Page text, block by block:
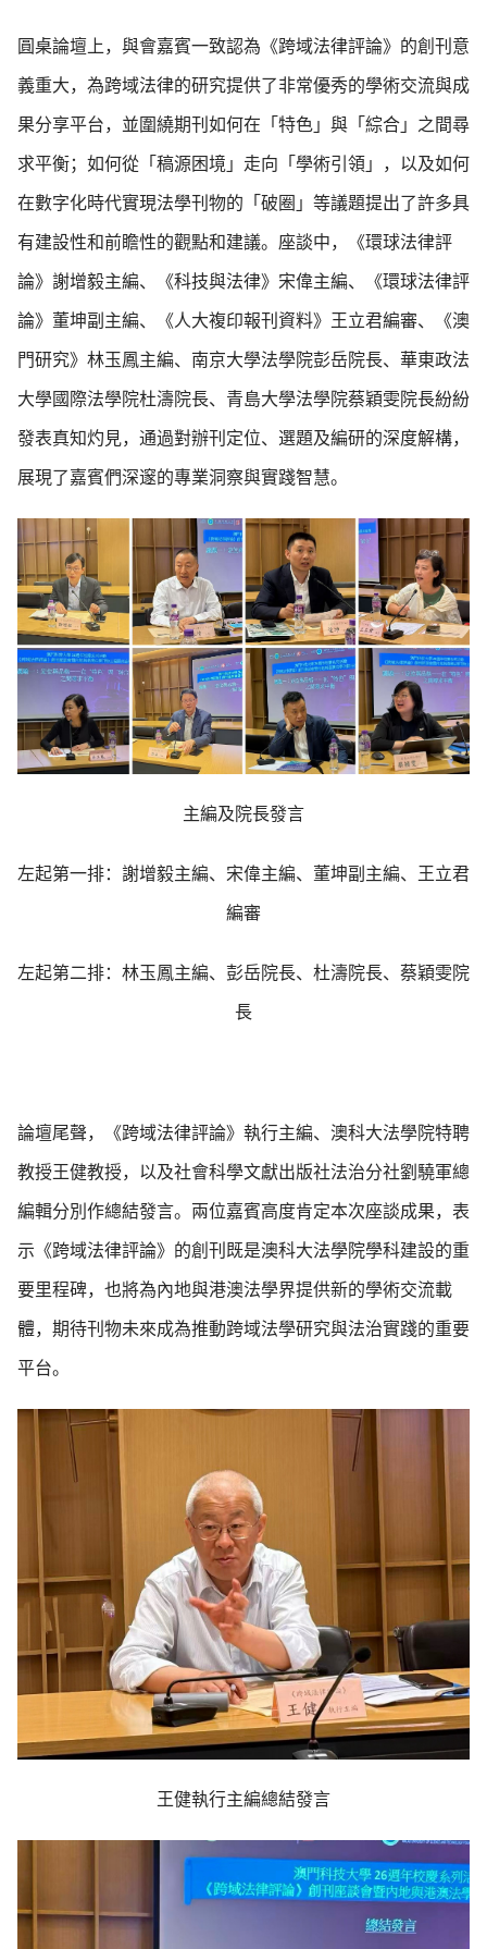
圓桌論壇上，與會嘉賓一致認為《跨域法律評論》的創刊意
義重大，為跨域法律的研究提供了非常優秀的學術交流與成
果分享平台，並圍繞期刊如何在「特色」與「綜合」之間尋
求平衡；如何從「稿源困境」走向「學術引領」，以及如何
在數字化時代實現法學刊物的「破圈」等議題提出了許多具
有建設性和前瞻性的觀點和建議。座談中，《環球法律評
論》謝增毅主編、《科技與法律》宋偉主編、《環球法律評
論》董坤副主編、《人大複印報刊資料》王立君編審、《澳
門研究》林玉鳳主編、南京大學法學院彭岳院長、華東政法
大學國際法學院杜濤院長、青島大學法學院蔡穎雯院長紛紛
發表真知灼見，通過對辦刊定位、選題及編研的深度解構，
展現了嘉賓們深邃的專業洞察與實踐智慧。
主編及院長發言
左起第一排：謝增毅主編、宋偉主編、董坤副主編、王立君
編審
左起第二排：林玉鳳主編、彭岳院長、杜濤院長、蔡穎雯院
長
論壇尾聲，《跨域法律評論》執行主編、澳科大法學院特聘
教授王健教授，以及社會科學文獻出版社法治分社劉驍軍總
編輯分別作總結發言。兩位嘉賓高度肯定本次座談成果，表
示《跨域法律評論》的創刊既是澳科大法學院學科建設的重
要里程碑，也將為內地與港澳法學界提供新的學術交流載
體，期待刊物未來成為推動跨域法學研究與法治實踐的重要
平台。
王健執行主編總結發言